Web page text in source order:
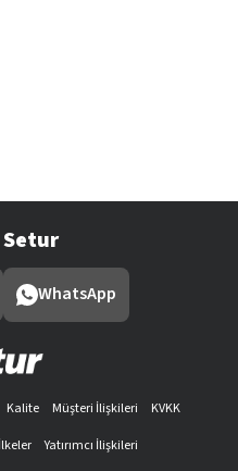
WhatsApp
Kalite Müşteri İlişkileri
KVKK
Yatırımcı İlişkileri